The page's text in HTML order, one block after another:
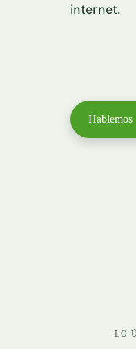
internet.
Hablemos
LO